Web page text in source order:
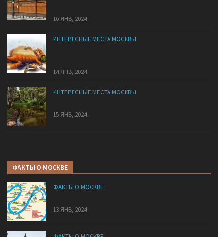
16 ЯНВ, 2024
ИНТЕРЕСНЫЕ МЕСТА МОСКВЫ
14 ЯНВ, 2024
ИНТЕРЕСНЫЕ МЕСТА МОСКВЫ
15 ЯНВ, 2024
ФАКТЫ О МОСКВЕ
ФАКТЫ О МОСКВЕ
13 ЯНВ, 2024